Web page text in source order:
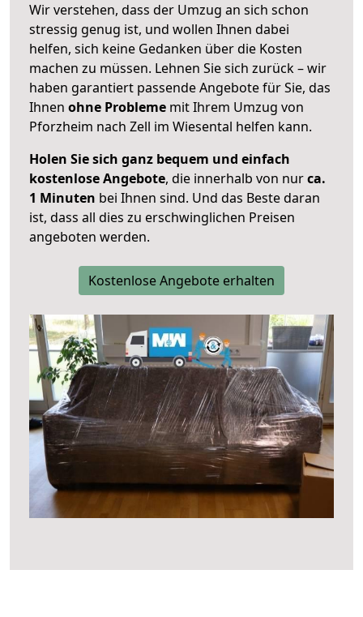
Wir verstehen, dass der Umzug an sich schon
stressig genug ist, und wollen Ihnen dabei
helfen, sich keine Gedanken über die Kosten
machen zu müssen. Lehnen Sie sich zurück – wir
haben garantiert passende Angebote für Sie, das
Ihnen ohne Probleme mit Ihrem Umzug von
Pforzheim nach Zell im Wiesental helfen kann.
Holen Sie sich ganz bequem und einfach
kostenlose Angebote, die innerhalb von nurca.
1 Minuten bei Ihnen sind. Und das Beste daran
ist, dass all dies zu erschwinglichen Preisen
angeboten werden.
Kostenlose Angebote erhalten